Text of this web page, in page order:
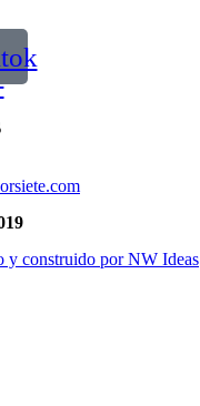
y construido por NW Ideas